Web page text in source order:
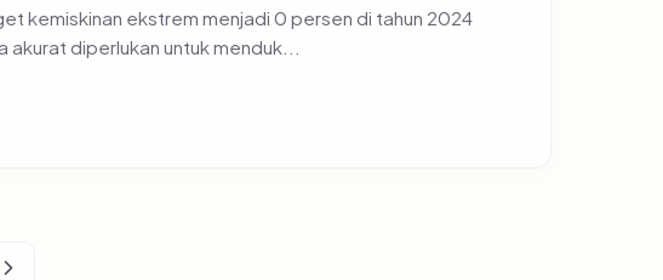
kemiskinan ekstrem menjadi 0 persen di tahun 2024
diperlukan untuk menduk...